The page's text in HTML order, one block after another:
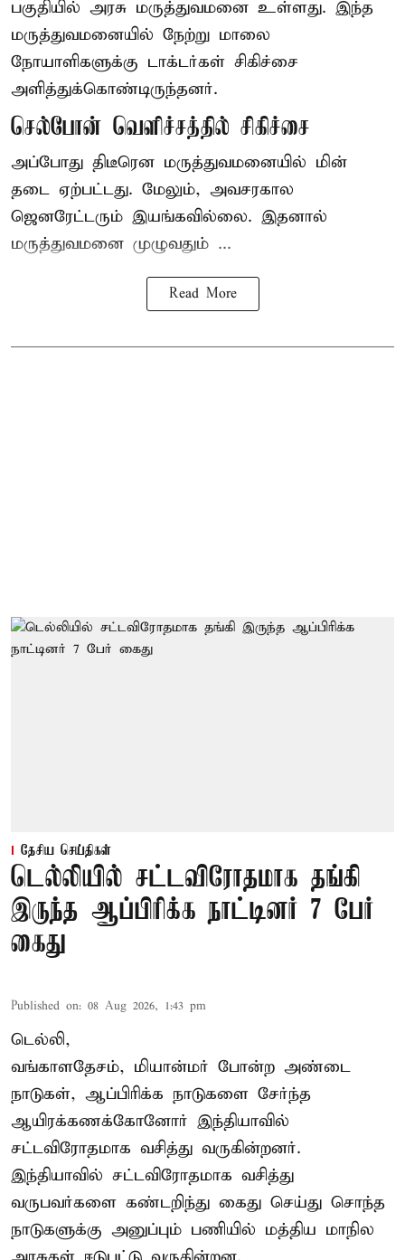
பகுதியில் அரசு மருத்துவமனை உள்ளது. இந்த
மருத்துவமனையில் நேற்று மாலை
நோயாளிகளுக்கு டாக்டர்கள் சிகிச்சை
அளித்துக்கொண்டிருந்தனர்.
செல்போன் வெளிச்சத்தில் சிகிச்சை
அப்போது திடீரென மருத்துவமனையில் மின்
தடை ஏற்பட்டது. மேலும், அவசரகால
ஜெனரேட்டரும் இயங்கவில்லை. இதனால்
மருத்துவமனை முழுவதும் ...
Read More
தேசிய செய்திகள்
டெல்லியில் சட்டவிரோதமாக தங்கி
இருந்த ஆப்பிரிக்க நாட்டினர் 7 பேர்
கைது
Published on: 08 Aug 2026, 1:43 pm
டெல்லி,
வங்காளதேசம், மியான்மர் போன்ற அண்டை
நாடுகள், ஆப்பிரிக்க நாடுகளை சேர்ந்த
ஆயிரக்கணக்கோனோர் இந்தியாவில்
சட்டவிரோதமாக வசித்து வருகின்றனர்.
இந்தியாவில் சட்டவிரோதமாக வசித்து
வருபவர்களை கண்டறிந்து கைது செய்து சொந்த
நாடுகளுக்கு அனுப்பும் பணியில் மத்திய மாநில